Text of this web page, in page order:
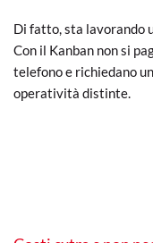
Di fatto, sta lavorando
Con il Kanban non si
telefono e richiedano
operatività distinte.